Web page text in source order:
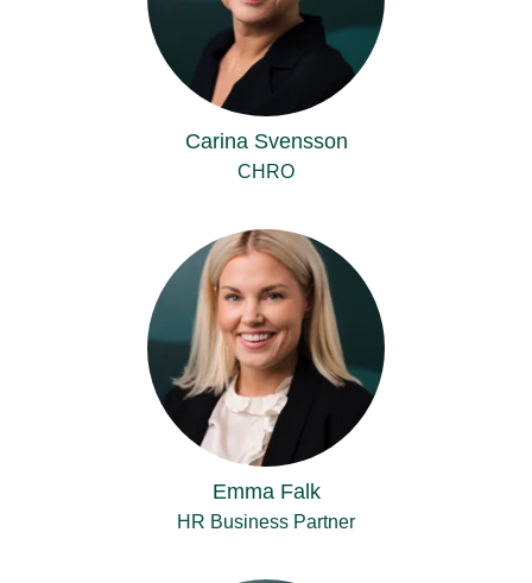
Carina Svensson
CHRO
Emma Falk
HR Business Partner